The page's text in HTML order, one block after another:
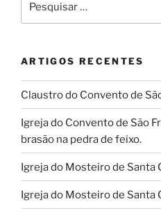
por:
ARTIGOS RECENTES
Claustro do Convento de
Igreja do Convento de São
brasão na pedra de feixo.
Igreja do Mosteiro de Santa
Igreja do Mosteiro de Santa